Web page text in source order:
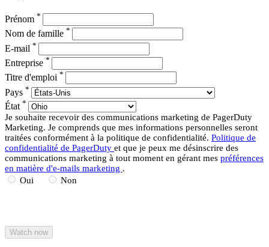
Prénom *
Nom de famille *
E-mail *
Entreprise *
Titre d'emploi *
Pays *
État *
Je souhaite recevoir des communications marketing de PagerDuty
Marketing. Je comprends que mes informations personnelles seront
traitées conformément à la politique de confidentialité. Politique de
confidentialité de PagerDuty et que je peux me désinscrire des
communications marketing à tout moment en gérant mes préférences
en matière d'e-mails marketing .
Oui
Non